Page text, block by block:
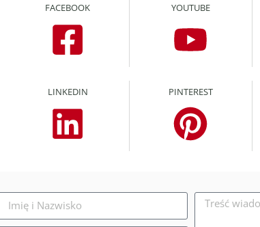
FACEBOOK YOUTUBE
LINKEDIN PINTEREST